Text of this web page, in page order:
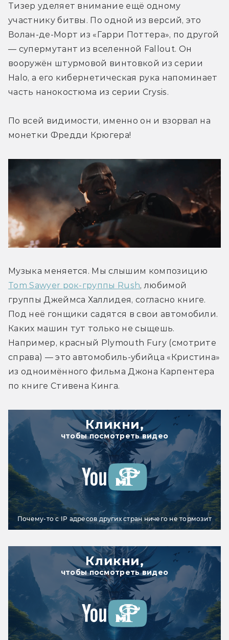
Тизер уделяет внимание ещё одному
участнику битвы. По одной из версий, это
Волан-де-Морт из «Гарри Поттера», по другой
— супермутант из вселенной Fallout. Он
вооружён штурмовой винтовкой из серии
Halo, а его кибернетическая рука напоминает
часть нанокостюма из серии Crysis.
По всей видимости, именно он и взорвал на
монетки Фредди Крюгера!
Tom Sawyer рок-группы Rush, любимой
группы Джеймса Халлидея, согласно книге.
Под неё гонщики садятся в свои автомобили.
Каких машин тут только не сыщешь.
Например, красный Plymouth Fury (смотрите
справа) — это автомобиль-убийца «Кристина»
из одноимённого фильма Джона Карпентера
по книге Стивена Кинга.
Кликни,
чтобы посмотреть видео
Почему-то с IP адресов других стран ничего не тормозит
Кликни,
чтобы посмотреть видео